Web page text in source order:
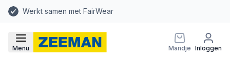
Werkt samen met FairWear
Menu Mandje Inloggen